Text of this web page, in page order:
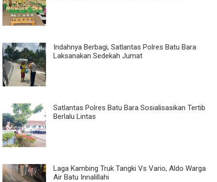
Indahnya Berbagi, Satlantas Polres Batu Bara
Laksanakan Sedekah Jumat
Satlantas Polres Batu Bara Sosialisasikan Tertib
Berlalu Lintas
Laga Kambing Truk Tangki Vs Vario, Aldo Warga
Air Batu Innalillahi